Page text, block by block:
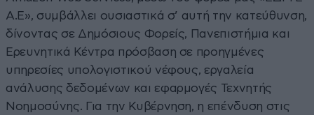
Α.Ε», συμβάλλει ουσιαστικά σ’ αυτή την κατεύθυνση,
δίνοντας σε Δημόσιους Φορείς, Πανεπιστήμια και
Ερευνητικά Κέντρα πρόσβαση σε προηγμένες
υπηρεσίες υπολογιστικού νέφους, εργαλεία
ανάλυσης δεδομένων και εφαρμογές Τεχνητής
Νοημοσύνης. Για την Κυβέρνηση, η επένδυση στις